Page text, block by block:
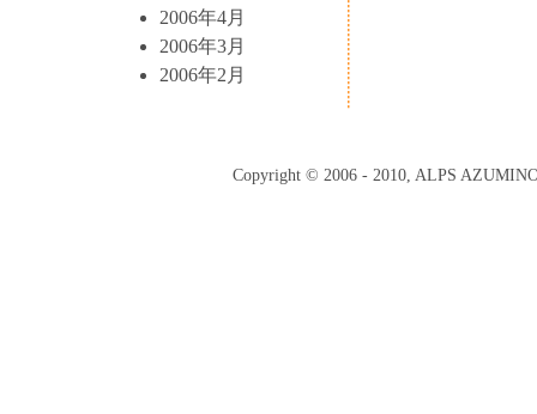
2006年4月
2006年3月
2006年2月
Copyright © 2006 - 2010, ALPS